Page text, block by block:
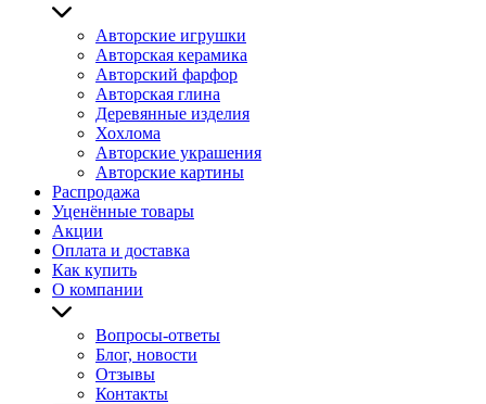
Авторские игрушки
Авторская керамика
Авторский фарфор
Авторская глина
Деревянные изделия
Хохлома
Авторские украшения
Авторские картины
Распродажа
Уценённые товары
Акции
Оплата и доставка
Как купить
О компании
Вопросы-ответы
Блог, новости
Отзывы
Контакты